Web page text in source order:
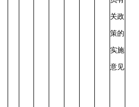
关政
策的
实施
意见